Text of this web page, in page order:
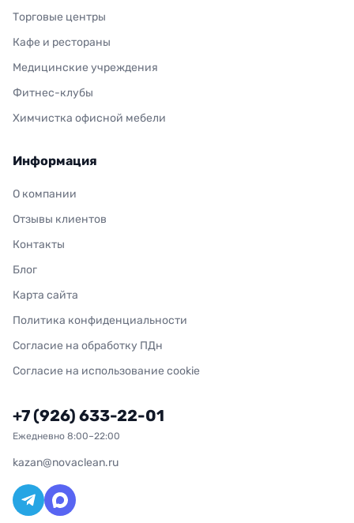
Торговые центры
Кафе и рестораны
Медицинские учреждения
Фитнес-клубы
Химчистка офисной мебели
Информация
О компании
Отзывы клиентов
Контакты
Блог
Карта сайта
Политика конфиденциальности
Согласие на обработку ПДн
Согласие на использование cookie
+7 (926) 633-22-01
Ежедневно 8:00–22:00
kazan@novaclean.ru